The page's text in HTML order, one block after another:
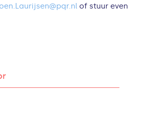
of stuur even